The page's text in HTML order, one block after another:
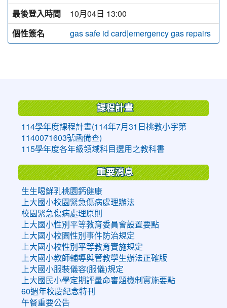
最後登入時間
10月04日 13:00
個性簽名
gas safe id card|emergency gas repairs
課程計畫
114學年度課程計畫(114年7月31日桃教小字第
1140071603號函備查)
115學年度各年級領域科目選用之教科書
重要消息
生生喝鮮乳桃園鈣健康
上大國小校園緊急傷病處理辦法
校園緊急傷病處理原則
上大國小性別平等教育委員會設置要點
上大國小校園性別事件防治規定
上大國小校性別平等教育實施規定
上大國小教師輔導與管教學生辦法正確版
上大國小服裝儀容(服儀)規定
上大國民小學定期評量命審題機制實施要點
60週年校慶紀念特刊
午餐重要公告